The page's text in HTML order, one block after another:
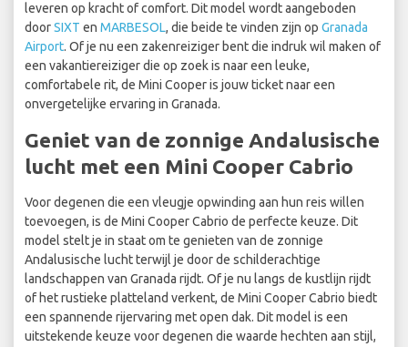
leveren op kracht of comfort. Dit model wordt aangeboden
doorSIXT en MARBESOL, die beide te vinden zijn op Granada
Airport. Of je nu een zakenreiziger bent die indruk wil maken of
een vakantiereiziger die op zoek is naar een leuke,
comfortabele rit, de Mini Cooper is jouw ticket naar een
onvergetelijke ervaring in Granada.
Geniet van de zonnige Andalusische
lucht met een Mini Cooper Cabrio
Voor degenen die een vleugje opwinding aan hun reis willen
toevoegen, is de Mini Cooper Cabrio de perfecte keuze. Dit
model stelt je in staat om te genieten van de zonnige
Andalusische lucht terwijl je door de schilderachtige
landschappen van Granada rijdt. Of je nu langs de kustlijn rijdt
of het rustieke platteland verkent, de Mini Cooper Cabrio biedt
een spannende rijervaring met open dak. Dit model is een
uitstekende keuze voor degenen die waarde hechten aan stijl,